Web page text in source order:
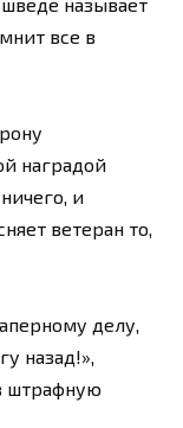
все в
наградой
и
ветеран то,
делу,
назад!»,
штрафную